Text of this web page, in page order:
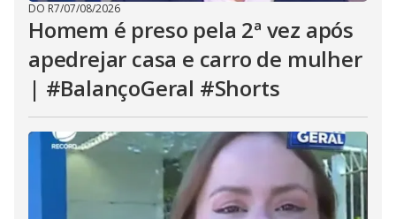
DO R7/07/08/2026
Homem é preso pela 2ª vez após
apedrejar casa e carro de mulher
| #BalançoGeral #Shorts